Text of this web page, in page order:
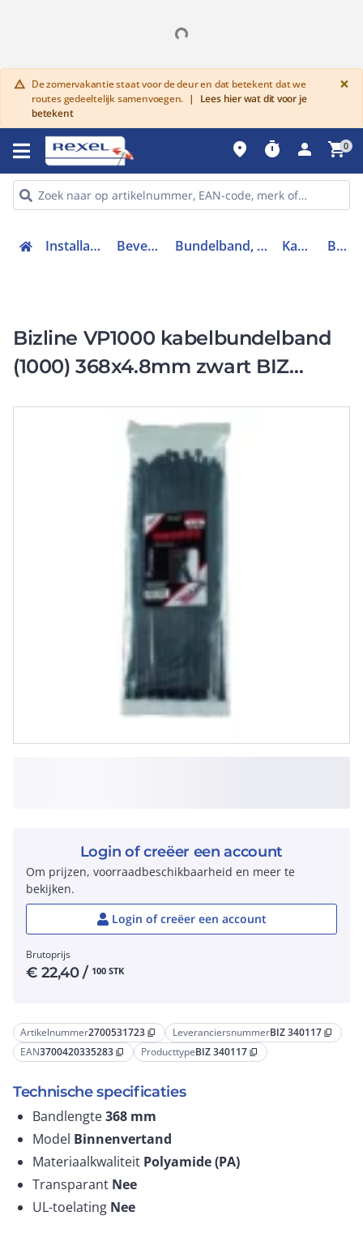
warning De zomervakantie staat voor de deur en dat betekent dat we
routes gedeeltelijk samenvoegen. |
Lees hier wat dit voor je
betekent
×
place timer person shopping_cart0
Installatiemateriaal en buizen Bevestigingsmaterialen Bundelband, klittenband, spanband en Tapes Kabelbundelband BIZ 340117
Bizline VP1000 kabelbundelband
(1000) 368x4.8mm zwart BIZ
Artikelnummer2700531723 content_copy LeveranciersnummerBIZ 340117 content_copy
EAN3700420335283 content_copy ProducttypeBIZ 340117 content_copy
Technische specificaties
Bandlengte368 mm
Model Binnenvertand
Materiaalkwaliteit Polyamide (PA)
Transparant Nee
UL-toelating Nee
Login of creëer een account
Om prijzen, voorraadbeschikbaarheid en meer te
bekijken.
Login of creëer een account
Brutoprijs
€22,40/ 100 STK